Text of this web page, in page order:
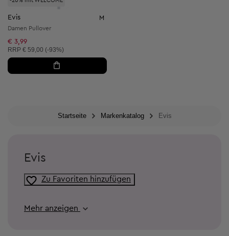
Evis M
Damen Pullover
€ 3,99
Unverbindliche Preisempfehlung:
RRP € 59,00 (-93%)
Startseite Markenkatalog Evis
Evis
Zu Favoriten hinzufügen
Mehr anzeigen